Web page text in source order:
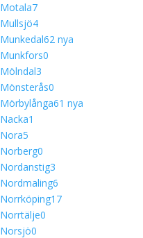
Motala7
Mullsjö4
Munkedal62 nya
Munkfors0
Mölndal3
Mönsterås0
Mörbylånga61 nya
Nacka1
Nora5
Norberg0
Nordanstig3
Nordmaling6
Norrköping17
Norrtälje0
Norsjö0